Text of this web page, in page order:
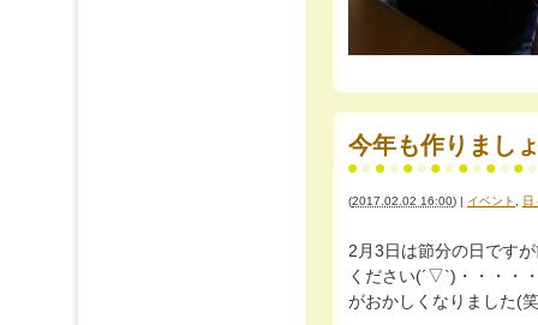
(2017.02.02 16:00) | イベント 日
2月3日は節分の日です
ください(´▽`)・・・・
がおかしくなりました(